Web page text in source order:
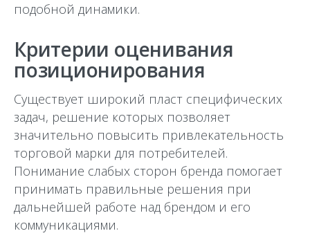
подобной динамики.
Критерии оценивания
позиционирования
Существует широкий пласт специфических
задач, решение которых позволяет
значительно повысить привлекательность
торговой марки для потребителей.
Понимание слабых сторон бренда помогает
принимать правильные решения при
дальнейшей работе над брендом и его
коммуникациями.